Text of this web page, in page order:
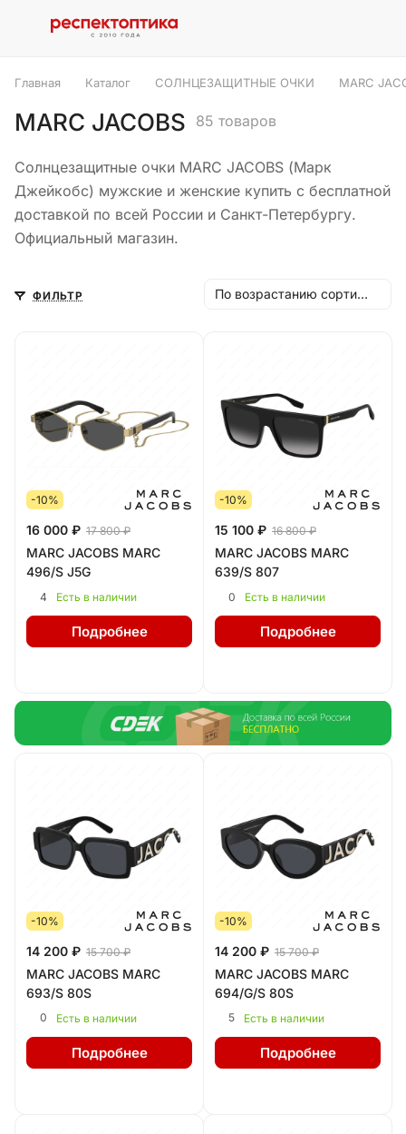
Главная Каталог СОЛНЦЕЗАЩИТНЫЕ ОЧКИ MARC
MARC JACOBS 85 товаров
Солнцезащитные очки MARC JACOBS (Марк
Джейкобс) мужские и женские купить с бесплатной
доставкой по всей России и Санкт-Петербургу.
Официальный магазин.
ФИЛЬТР По возрастанию сортировки
-10%
16 000 ₽ 17 800 ₽
MARC JACOBS MARC
496/S J5G
4 Есть в наличии
Подробнее
-10%
15 100 ₽ 16 800 ₽
MARC JACOBS MARC
639/S 807
0 Есть в наличии
Подробнее
-10%
14 200 ₽ 15 700 ₽
MARC JACOBS MARC
693/S 80S
0 Есть в наличии
Подробнее
-10%
14 200 ₽ 15 700 ₽
MARC JACOBS MARC
694/G/S 80S
5 Есть в наличии
Подробнее